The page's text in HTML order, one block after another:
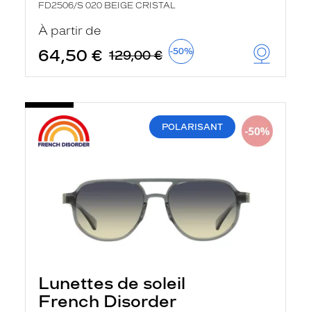
FD2506/S 020 BEIGE CRISTAL
À partir de
64,50 € 129,00 € -50%
POLARISANT
Lunettes de soleil
French Disorder